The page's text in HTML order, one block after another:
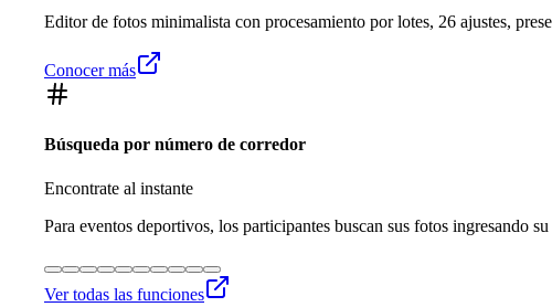
Editor de fotos minimalista con procesamiento por lotes, 26 ajustes,
Conocer más
Búsqueda por número de corredor
Encontrate al instante
Para eventos deportivos, los participantes buscan sus fotos ingresando
Ver todas las funciones